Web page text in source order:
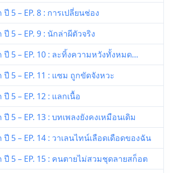
5 – EP. 8 : การเปลี่ยนช่อง
5 – EP. 9 : นักล่าผีตัวจริง
5 – EP. 10 : ละทิ้งความหวังทั้งหมด…
5 – EP. 11 : แซม ถูกขัดจังหวะ
5 – EP. 12 : แลกเนื้อ
5 – EP. 13 : บทเพลงยังคงเหมือนเดิม
5 – EP. 14 : วาเลนไทน์เลือดเดือดของฉัน
5 – EP. 15 : คนตายไม่สวมชุดลายสก็อต